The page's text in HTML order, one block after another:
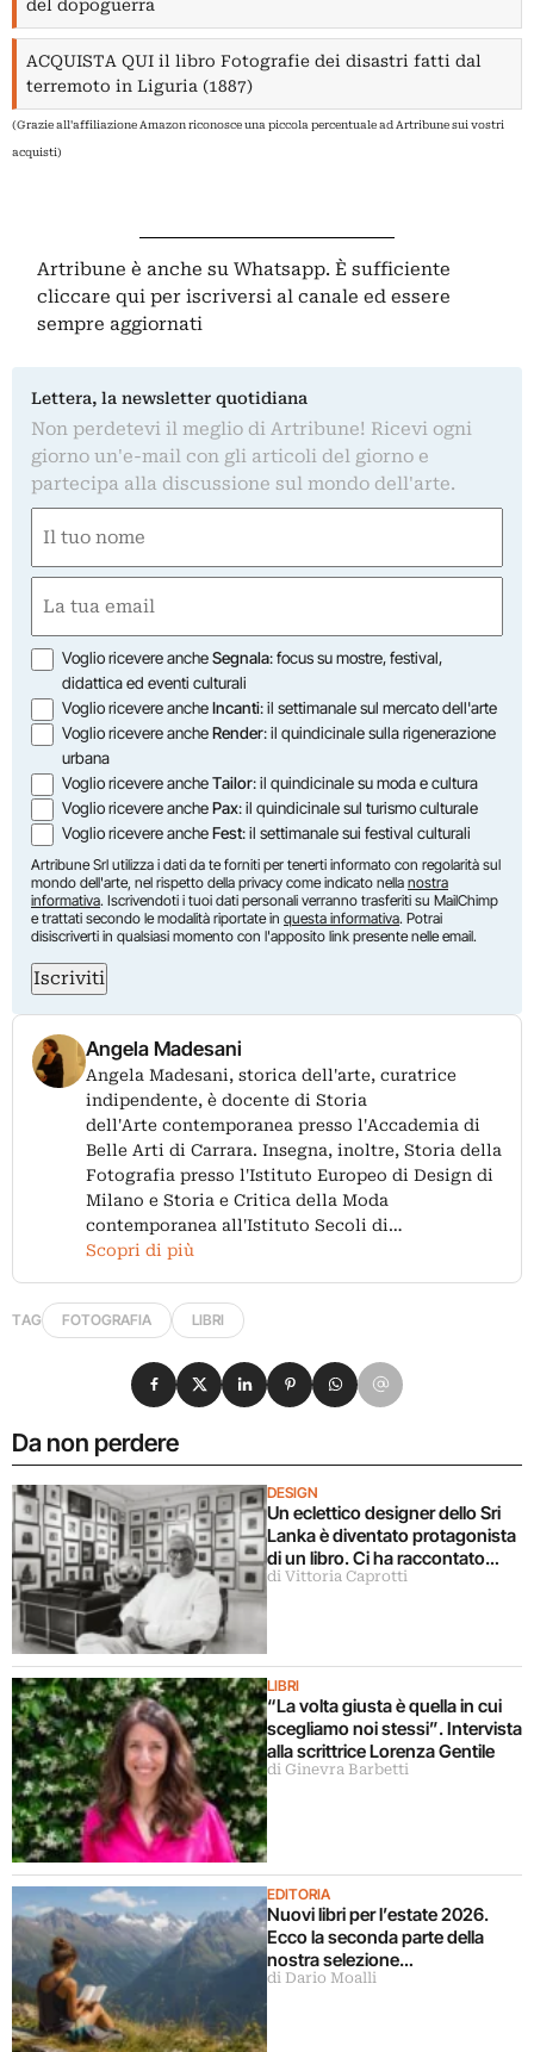
del dopoguerra
ACQUISTA QUI il libro Fotografie dei disastri fatti dal
terremoto in Liguria (1887)
(Grazie all'affiliazione Amazon riconosce una piccola percentuale ad Artribune sui vostri
acquisti)
Artribune è anche su Whatsapp. È sufficiente
cliccare qui per iscriversi al canale ed essere
sempre aggiornati
Lettera, la newsletter quotidiana
Non perdetevi il meglio di Artribune! Ricevi ogni
giorno un'e-mail con gli articoli del giorno e
partecipa alla discussione sul mondo dell'arte.
(Obbligatorio)
Nome
(Obbligatorio)
Opzioni
Voglio ricevere ancheSegnala: focus su mostre, festival,
didattica ed eventi culturali
Voglio ricevere ancheIncanti: il settimanale sul mercato dell'arte
Voglio ricevere ancheRender: il quindicinale sulla rigenerazione
urbana
Voglio ricevere ancheTailor: il quindicinale su moda e cultura
Voglio ricevere anchePax: il quindicinale sul turismo culturale
Voglio ricevere ancheFest: il settimanale sui festival culturali
Artribune Srl utilizza i dati da te forniti per tenerti informato con regolarità sul
mondo dell'arte, nel rispetto della privacy come indicato nella nostra
informativa. Iscrivendoti i tuoi dati personali verranno trasferiti su MailChimp
e trattati secondo le modalità riportate in questa informativa. Potrai
disiscriverti in qualsiasi momento con l'apposito link presente nelle email.
Iscriviti
Angela Madesani
Angela Madesani, storica dell'arte, curatrice
indipendente, è docente di Storia
dell'Arte contemporanea presso l'Accademia di
Belle Arti di Carrara. Insegna, inoltre, Storia della
Fotografia presso l'Istituto Europeo di Design di
Milano e Storia e Critica della Moda
contemporanea all'Istituto Secoli di…
Scopri di più
TAG FOTOGRAFIA LIBRI
Da non perdere
DESIGN
Un eclettico designer dello Sri
Lanka è diventato protagonista
di un libro. Ci ha raccontato
tutto
di Vittoria Caprotti
LIBRI
“La volta giusta è quella in cui
scegliamo noi stessi”. Intervista
alla scrittrice Lorenza Gentile
di Ginevra Barbetti
EDITORIA
Nuovi libri per l’estate 2026.
Ecco la seconda parte della
nostra selezione…
di Dario Moalli
Condividi su Facebook
Condividi su X
Condividi su LinkedIn
Condividi su Pinterest
Condividi su WhatsApp
Condividi su Email